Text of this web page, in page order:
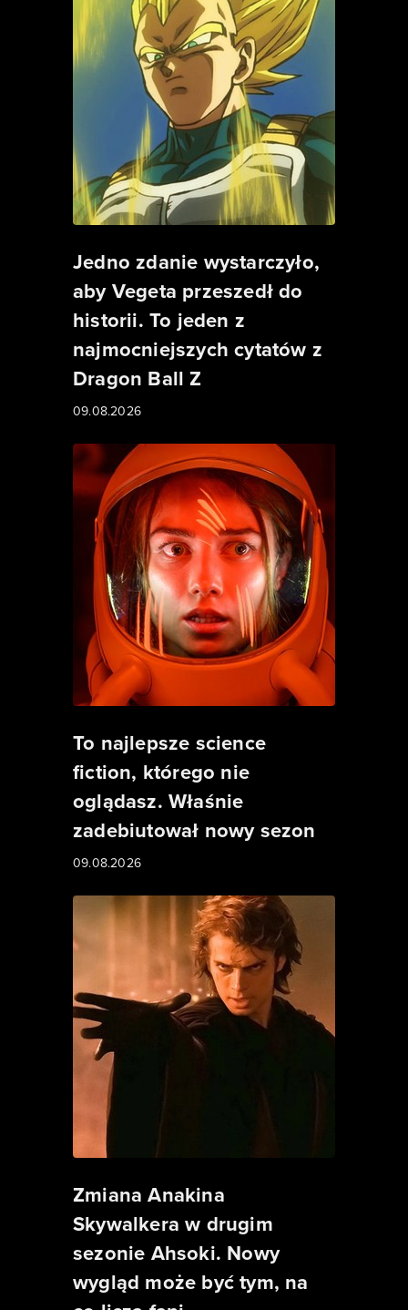
Jedno zdanie wystarczyło,
aby Vegeta przeszedł do
historii. To jeden z
najmocniejszych cytatów z
Dragon Ball Z
09.08.2026
To najlepsze science
fiction, którego nie
oglądasz. Właśnie
zadebiutował nowy sezon
09.08.2026
Zmiana Anakina
Skywalkera w drugim
sezonie Ahsoki. Nowy
wygląd może być tym, na